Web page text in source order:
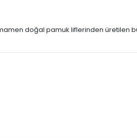
doğal pamuk liflerinden üretilen